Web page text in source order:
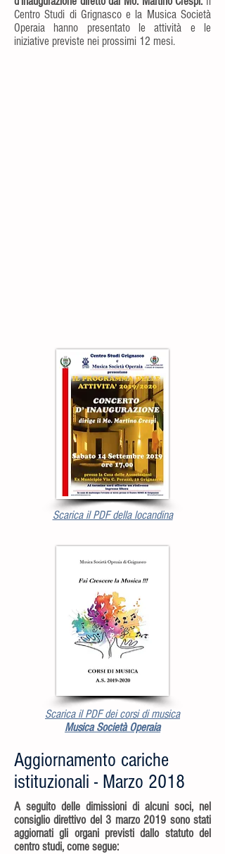
Centro Studi di Grignasco e la Musica Società
Operaia hanno presentato le attività e le
iniziative previste nei prossimi 12 mesi.
Scarica il PDF della locandina
Scarica il PDF dei corsi di musica
Musica Società Operaia
Aggiornamento cariche
istituzionali - Marzo 2018
A seguito delle dimissioni di alcuni soci, nel
consiglio direttivo del 3 marzo 2019 sono stati
aggiornati gli organi previsti dallo statuto del
centro studi, come segue: